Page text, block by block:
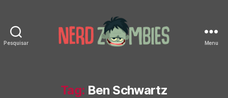
Pesquisar Menu
Tag: Ben Schwartz